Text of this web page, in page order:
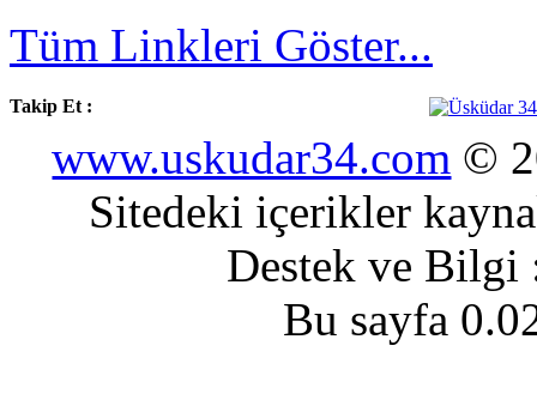
Tüm Linkleri Göster...
Takip Et :
www.uskudar34.com ©
Sitedeki içerikler
Destek ve
Bu sayfa